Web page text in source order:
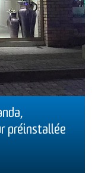
préinstallée